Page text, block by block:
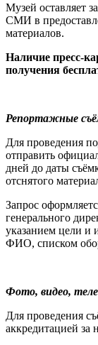
Музей оставляет
СМИ в
материалов.
Наличие пресс-
получения
Репортажные
Для проведения
отправить
дней до даты
отснятого
Запрос
генерального
указанием цели и
ФИО, списком
Фото, видео,
Для проведения
аккредитацией за